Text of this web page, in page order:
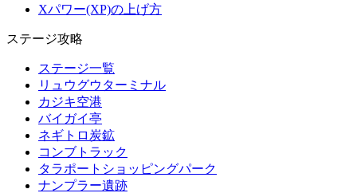
Xパワー(XP)の上げ方
ステージ攻略
ステージ一覧
リュウグウターミナル
カジキ空港
バイガイ亭
ネギトロ炭鉱
コンブトラック
タラポートショッピングパーク
ナンプラー遺跡